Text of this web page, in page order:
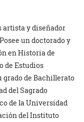
artista y diseñador
un doctorado y
en Historia de
de Estudios
grado de Bachillerato
del Sagrado
de la Universidad
del Instituto